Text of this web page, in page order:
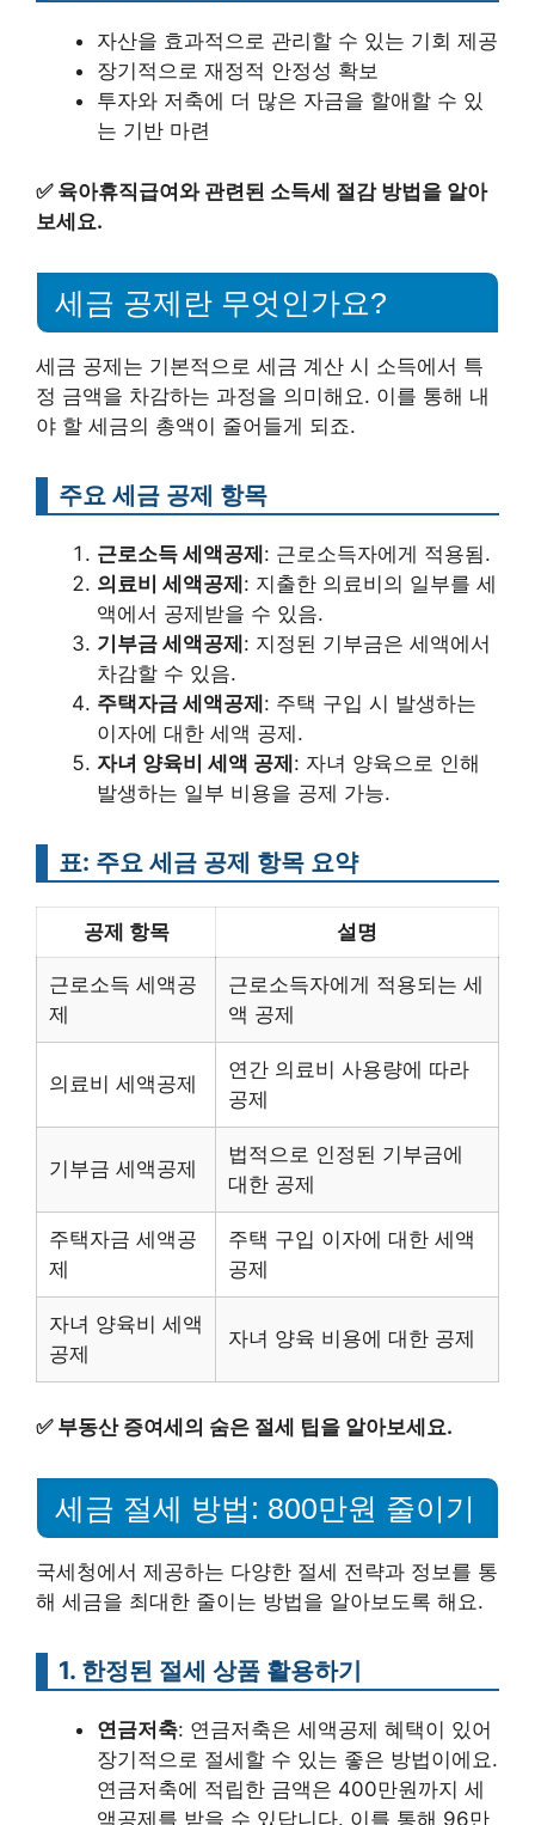
자산을 효과적으로 관리할 수 있는 기회 제공
장기적으로 재정적 안정성 확보
투자와 저축에 더 많은 자금을 할애할 수 있
는 기반 마련
✅ 육아휴직급여와 관련된 소득세 절감 방법을 알아
보세요.
세금 공제란 무엇인가요?
세금 공제는 기본적으로 세금 계산 시 소득에서 특
정 금액을 차감하는 과정을 의미해요. 이를 통해 내
야 할 세금의 총액이 줄어들게 되죠.
주요 세금 공제 항목
근로소득 세액공제: 근로소득자에게 적용됨.
의료비 세액공제: 지출한 의료비의 일부를 세
액에서 공제받을 수 있음.
기부금 세액공제: 지정된 기부금은 세액에서
차감할 수 있음.
주택자금 세액공제: 주택 구입 시 발생하는
이자에 대한 세액 공제.
자녀 양육비 세액 공제: 자녀 양육으로 인해
발생하는 일부 비용을 공제 가능.
표: 주요 세금 공제 항목 요약
공제 항목 설명
근로소득 세액공
제
근로소득자에게 적용되는 세
액 공제
의료비 세액공제
연간 의료비 사용량에 따라
공제
기부금 세액공제
법적으로 인정된 기부금에
대한 공제
주택자금 세액공
제
주택 구입 이자에 대한 세액
공제
자녀 양육비 세액
공제
자녀 양육 비용에 대한 공제
✅ 부동산 증여세의 숨은 절세 팁을 알아보세요.
세금 절세 방법: 800만원 줄이기
국세청에서 제공하는 다양한 절세 전략과 정보를 통
해 세금을 최대한 줄이는 방법을 알아보도록 해요.
1. 한정된 절세 상품 활용하기
연금저축: 연금저축은 세액공제 혜택이 있어
장기적으로 절세할 수 있는 좋은 방법이에요.
연금저축에 적립한 금액은 400만원까지 세
액공제를 받을 수 있답니다. 이를 통해 96만